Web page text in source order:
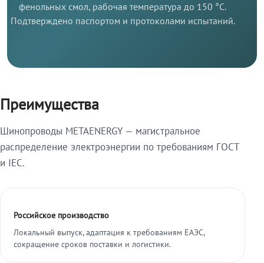
фенольных смол, рабочая температура до 150 °C.
Подтверждено паспортом и протоколами испытаний.
Преимущества
Шинопроводы METAENERGY — магистральное
распределение электроэнергии по требованиям ГОСТ
и IEC.
Российское производство
Локальный выпуск, адаптация к требованиям ЕАЭС,
сокращение сроков поставки и логистики.